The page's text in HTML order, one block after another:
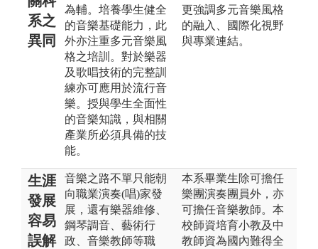
系之
異同
為輔。培養學生健全
的音樂基礎能力，此
外亦注重多元音樂風
格之培訓。對於樂器
及歌唱技術的完整訓
練亦可應用於流行音
樂。授與學生全面性
的音樂知識，與相關
產業所必須具備的技
能。
更強調多元音樂風格
的融入、國際化視野
與專業連結。
生涯
發展
容易
誤解
音樂之路不單只能朝
向職業演奏(唱)家發
展，還有樂器維修、
鋼琴調音、藝術行
政、音樂教師等職
本系畢業生除可擔任
樂團演奏團員外，亦
可擔任音樂教師。本
校師資培育小教及中
教師資為國內難得全